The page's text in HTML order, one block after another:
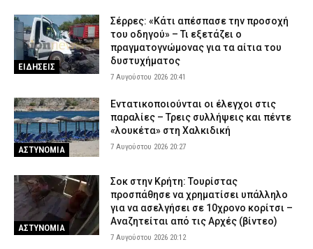
ΕΙΔΗΣΕΙΣ
Σέρρες: «Κάτι απέσπασε την προσοχή
του οδηγού» – Τι εξετάζει ο
πραγματογνώμονας για τα αίτια του
δυστυχήματος
7 Αυγούστου 2026 20:41
ΑΣΤΥΝΟΜΙΑ
Εντατικοποιούνται οι έλεγχοι στις
παραλίες – Τρεις συλλήψεις και πέντε
«λουκέτα» στη Χαλκιδική
7 Αυγούστου 2026 20:27
ΑΣΤΥΝΟΜΙΑ
Σοκ στην Κρήτη: Τουρίστας
προσπάθησε να χρηματίσει υπάλληλο
για να ασελγήσει σε 10χρονο κορίτσι –
Αναζητείται από τις Αρχές (βίντεο)
7 Αυγούστου 2026 20:12